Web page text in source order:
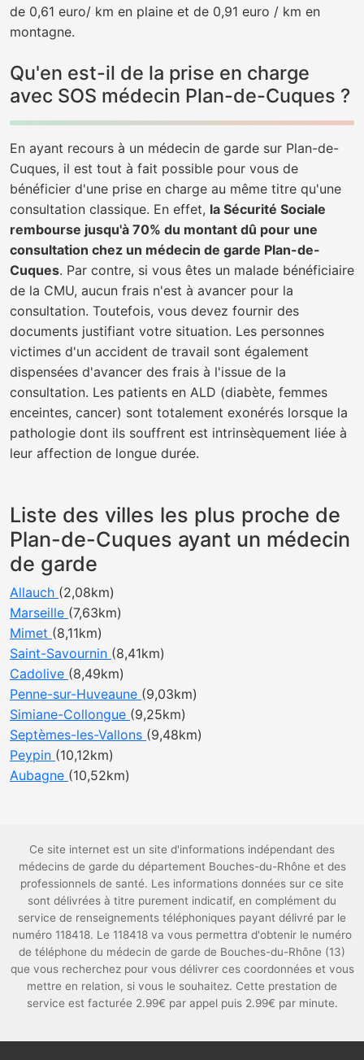
de 0,61 euro/ km en plaine et de 0,91 euro / km en
montagne.
Qu'en est-il de la prise en charge
avec SOS médecin Plan-de-Cuques ?
En ayant recours à un médecin de garde sur Plan-de-
Cuques, il est tout à fait possible pour vous de
bénéficier d'une prise en charge au même titre qu'une
consultation classique. En effet, la Sécurité Sociale
rembourse jusqu'à 70% du montant dû pour une
consultation chez un médecin de garde Plan-de-
Cuques. Par contre, si vous êtes un malade bénéficiaire
de la CMU, aucun frais n'est à avancer pour la
consultation. Toutefois, vous devez fournir des
documents justifiant votre situation. Les personnes
victimes d'un accident de travail sont également
dispensées d'avancer des frais à l'issue de la
consultation. Les patients en ALD (diabète, femmes
enceintes, cancer) sont totalement exonérés lorsque la
pathologie dont ils souffrent est intrinsèquement liée à
leur affection de longue durée.
Liste des villes les plus proche de
Plan-de-Cuques ayant un médecin
de garde
Allauch (2,08km)
Marseille (7,63km)
Mimet (8,11km)
Saint-Savournin (8,41km)
Cadolive (8,49km)
Penne-sur-Huveaune (9,03km)
Simiane-Collongue (9,25km)
Septèmes-les-Vallons (9,48km)
Peypin (10,12km)
Aubagne (10,52km)
Ce site internet est un site d'informations indépendant des
médecins de garde du département Bouches-du-Rhône et des
professionnels de santé. Les informations données sur ce site
sont délivrées à titre purement indicatif, en complément du
service de renseignements téléphoniques payant délivré par le
numéro 118418. Le 118418 va vous permettra d'obtenir le numéro
de téléphone du médecin de garde de Bouches-du-Rhône (13)
que vous recherchez pour vous délivrer ces coordonnées et vous
mettre en relation, si vous le souhaitez. Cette prestation de
service est facturée 2.99€ par appel puis 2.99€ par minute.